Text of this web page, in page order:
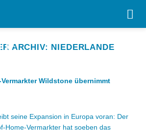
ARCHIV: NIEDERLANDE
Wildstone übernimmt
seine Expansion in Europa voran: Der
Home-Vermarkter hat soeben das